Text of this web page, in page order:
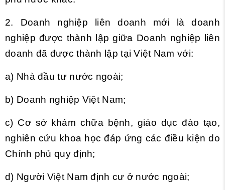
2. Doanh nghiệp liên doanh mới là doanh
nghiệp được thành lập giữa Doanh nghiệp liên
doanh đã được thành lập tại Việt Nam với:
a) Nhà đầu tư nước ngoài;
b) Doanh nghiệp Việt Nam;
c) Cơ sở khám chữa bệnh, giáo dục đào tạo,
nghiên cứu khoa học đáp ứng các điều kiện do
Chính phủ quy định;
d) Người Việt Nam định cư ở nước ngoài;